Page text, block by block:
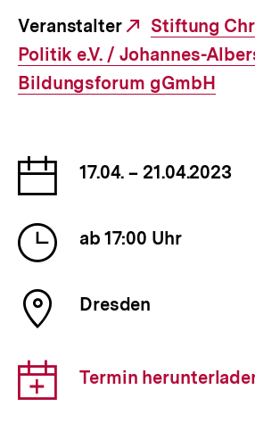
Veranstalter
Externer
Link:
Stiftung
Politik e.V. / Johannes-
Bildungsforum gGmbH
Optionen
anzeigen
merken
Datum
der
17.04. – 21.04.2023
Uhrzeit
der
ab 17:00 Uhr
Ort
der
Dresden
Link:
Termin